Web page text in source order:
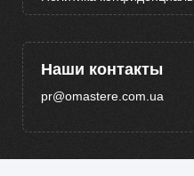
Наши контакты
pr@omastere.com.ua